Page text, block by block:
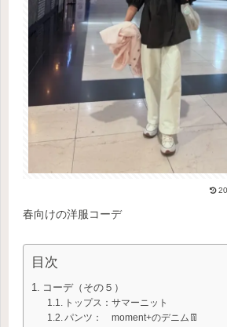
春向けの洋服コーデ
目次
コーデ（その５）
トップス：サマーニット
パンツ： moment+のデニム👖